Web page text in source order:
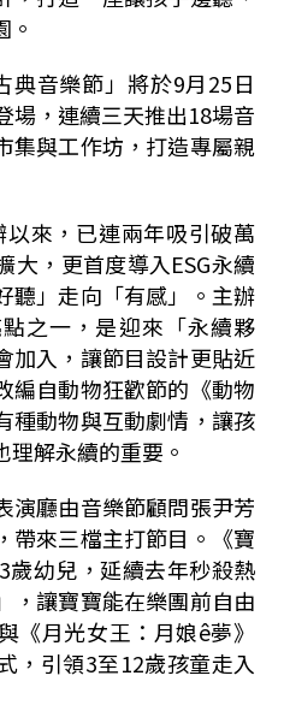
典音樂節」將於9月25日
場，連續三天推出18場音
集與工作坊，打造專屬親
以來，已連兩年吸引破萬
大，更首度導入ESG永續
聽」走向「有感」。主辦
之一，是迎來「永續夥
加入，讓節目設計更貼近
編自動物狂歡節的《動物
種動物與互動劇情，讓孩
解永續的重要。
演廳由音樂節顧問張尹芳
帶來三檔主打節目。《寶
歲幼兒，延續去年秒殺熱
，讓寶寶能在樂團前自由
《月光女王：月娘ê夢》
，引領3至12歲孩童走入